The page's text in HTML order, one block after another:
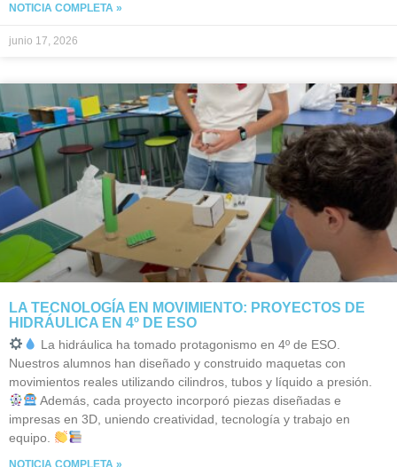
NOTICIA COMPLETA »
junio 17, 2026
LA TECNOLOGÍA EN MOVIMIENTO: PROYECTOS DE
HIDRÁULICA EN 4º DE ESO
La hidráulica ha tomado protagonismo en 4º de ESO.
Nuestros alumnos han diseñado y construido maquetas con
movimientos reales utilizando cilindros, tubos y líquido a presión.
Además, cada proyecto incorporó piezas diseñadas e
impresas en 3D, uniendo creatividad, tecnología y trabajo en
equipo.
NOTICIA COMPLETA »